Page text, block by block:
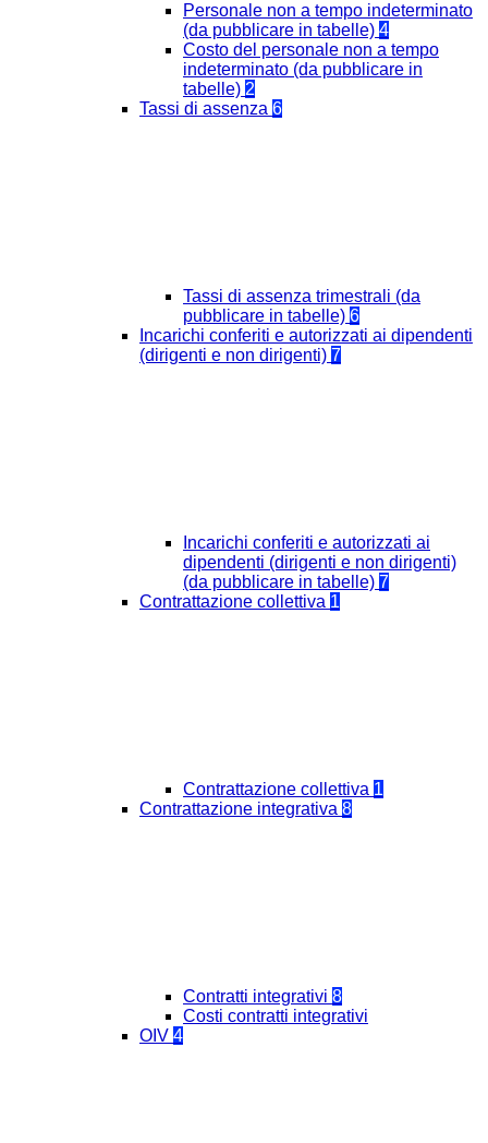
Personale non a tempo indeterminato
(da pubblicare in tabelle) 4
Costo del personale non a tempo
indeterminato (da pubblicare in
tabelle) 2
Tassi di assenza 6
Tassi di assenza trimestrali (da
pubblicare in tabelle) 6
Incarichi conferiti e autorizzati ai dipendenti
(dirigenti e non dirigenti) 7
Incarichi conferiti e autorizzati ai
dipendenti (dirigenti e non dirigenti)
(da pubblicare in tabelle) 7
Contrattazione collettiva 1
Contrattazione collettiva 1
Contrattazione integrativa 8
Contratti integrativi 8
Costi contratti integrativi
OIV 4